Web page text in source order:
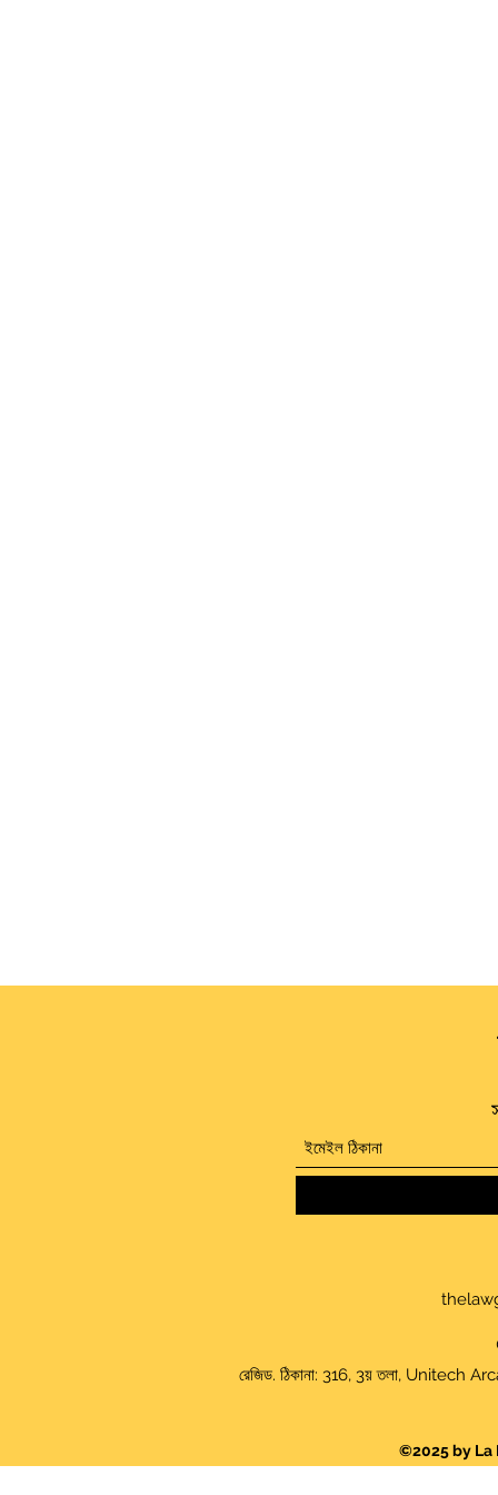
রেজিড. ঠিকানা: 316, 3য় তলা,
©2025 by La